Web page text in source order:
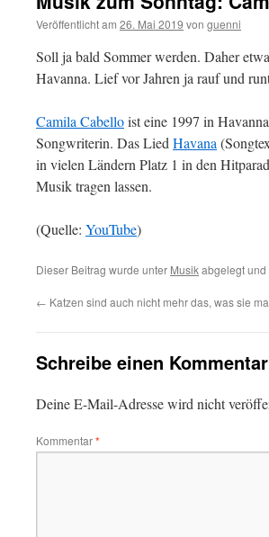
Veröffentlicht am 26. Mai 2019 von guenni
Soll ja bald Sommer werden. Daher
Havanna. Lief vor Jahren ja rauf und
Camila Cabelloist eine 1997 in
Songwriterin. Das Lied Havana
in vielen Ländern Platz 1 in den
Musik tragen lassen.
(Quelle: YouTube)
Dieser Beitrag wurde unter Musikabgelegt und
← Katzen sind auch nicht mehr das, was sie
Schreibe einen Kommentar
Deine E-Mail-Adresse wird nicht
Kommentar*